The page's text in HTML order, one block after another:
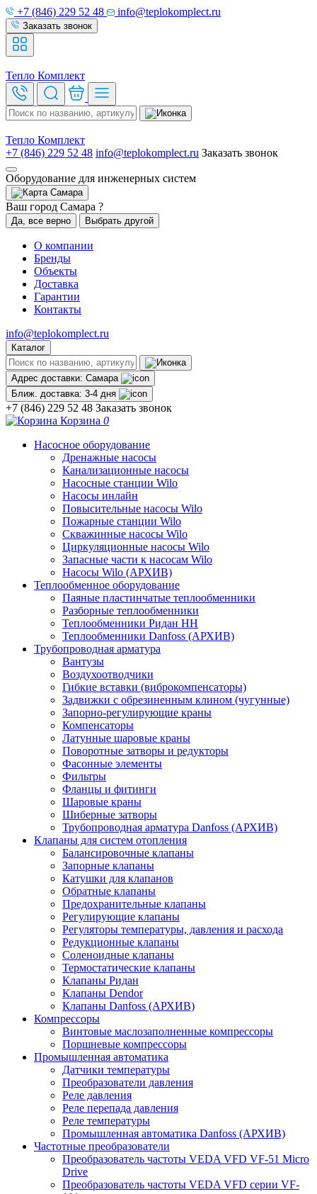
+7 (846) 229 52 48 info@teplokomplect.ru
Заказать звонок
Тепло Комплект
Тепло Комплект
+7 (846) 229 52 48 info@teplokomplect.ru Заказать звонок
Оборудование для инженерных систем
Самара
Ваш город Самара ?
Да, все верно Выбрать другой
О компании
Бренды
Объекты
Доставка
Гарантии
Контакты
info@teplokomplect.ru
Каталог
Адрес доставки: Самара
Ближ. доставка: 3-4 дня
+7 (846) 229 52 48 Заказать звонок
Корзина 0
Насосное оборудование
Дренажные насосы
Канализационные насосы
Насосные станции Wilo
Насосы инлайн
Повысительные насосы Wilo
Пожарные станции Wilo
Скважинные насосы Wilo
Циркуляционные насосы Wilo
Запасные части к насосам Wilo
Насосы Wilo (АРХИВ)
Теплообменное оборудование
Паяные пластинчатые теплообменники
Разборные теплообменники
Теплообменники Ридан НН
Теплообменники Danfoss (АРХИВ)
Трубопроводная арматура
Вантузы
Воздухоотводчики
Гибкие вставки (виброкомпенсаторы)
Задвижки с обрезиненным клином (чугунные)
Запорно-регулирующие краны
Компенсаторы
Латунные шаровые краны
Поворотные затворы и редукторы
Фасонные элементы
Фильтры
Фланцы и фитинги
Шаровые краны
Шиберные затворы
Трубопроводная арматура Danfoss (АРХИВ)
Клапаны для систем отопления
Балансировочные клапаны
Запорные клапаны
Катушки для клапанов
Обратные клапаны
Предохранительные клапаны
Регулирующие клапаны
Регуляторы температуры, давления и расхода
Редукционные клапаны
Соленоидные клапаны
Термостатические клапаны
Клапаны Ридан
Клапаны Dendor
Клапаны Danfoss (АРХИВ)
Компрессоры
Винтовые маслозаполненные компрессоры
Поршневые компрессоры
Промышленная автоматика
Датчики температуры
Преобразователи давления
Реле давления
Реле перепада давления
Реле температуры
Промышленная автоматика Danfoss (АРХИВ)
Частотные преобразователи
Преобразователь частоты VEDA VFD VF-51 Micro
Drive
Преобразователь частоты VEDA VFD серии VF-